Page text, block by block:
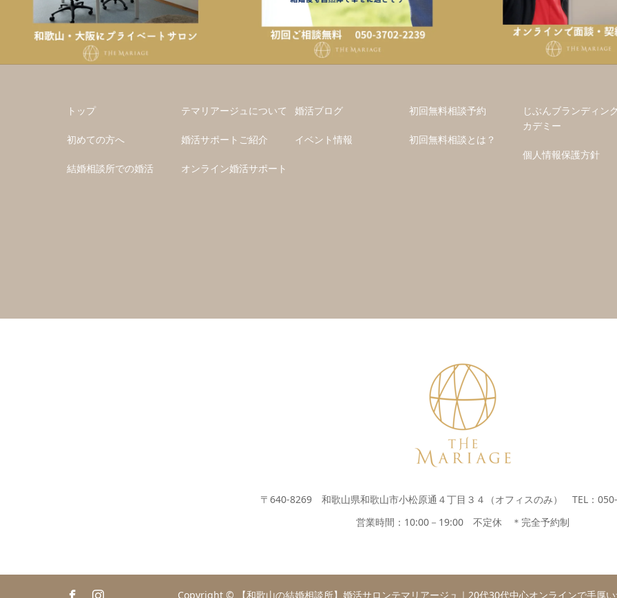
トップ
初めての方へ
結婚相談所での婚活
テマリアージュについて
婚活サポートご紹介
オンライン婚活サポート
婚活ブログ
イベント情報
初回無料相談予約
初回無料相談とは？
じぶんブランディン
カデミー
個人情報保護方針
〒640-8269 和歌山県和歌山市小松原通４丁目３４（オフィスのみ） TEL：
営業時間：10:00－19:00 不定休 ＊完全予約制
Copyright © 【和歌山の結婚相談所】婚活サロンテマリアージュ｜20代30代中心オンラインで手厚